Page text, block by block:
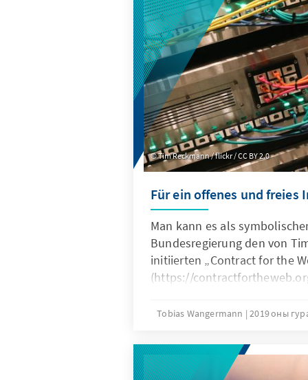
Tim Reckmann / flickr / CC BY 2.0
Für ein offenes und freies
Man kann es als
Bundesregierung den von
initiierten „Contract for the
(https://
publiziert werden soll und
Einzelpersonen anschließen
Willensbekundung als ein
Tobias Wangermann 2019 оны